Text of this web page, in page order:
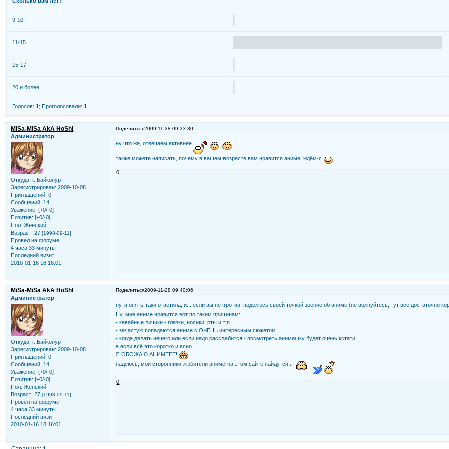
9-10
11-15
15-17
20 и более
Голосов:1;Проголосовали:1
Поделиться2009-11-28 09:33:30
MiSa-MiSa AkA HoShI
Администратор
Откуда: г. Байконур
Зарегистрирован: 2009-10-08
Приглашений: 0
Сообщений: 14
Уважение: [+0/-0]
Позитив: [+0/-0]
Пол: Женский
Возраст: 27[1998-09-11]
Провел на форуме:
4 часа 33 минуты
Последний визит:
2010-01-16 18:16:01
ну что же, отвечаем активнее
также можете написать, почему в вашем возрасте вам нравится аниме. ждём-с
0
Поделиться2009-11-28 09:40:06
MiSa-MiSa AkA HoShI
Администратор
Откуда: г. Байконур
Зарегистрирован: 2009-10-08
Приглашений: 0
Сообщений: 14
Уважение: [+0/-0]
Позитив: [+0/-0]
Пол: Женский
Возраст: 27[1998-09-11]
Провел на форуме:
4 часа 33 минуты
Последний визит:
2010-01-16 18:16:01
ну, я опять-таки ответила, и....если вы не против, поделюсь своей точкой зрение об аниме (не волнуйтесь, тут всё достаточно
Ну, мне аниме нравится вот по таким причинам:
- кавайные личики - глазки, носики, рты и т.п.
- зачастую попадаются аниме с ОЧЕНЬ интересным сюжетом
- когда делать нечего или если надо расслабится - посмотреть анимешку будет очень кстати
а если всё это коротко и ясно....
Я ОБОЖАЮ АНИМЕЕЕ!
надеюсь, мои сторонники-любители аниме на этом сайте найдутся...
0